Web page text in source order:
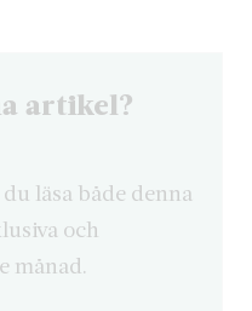
artikel?
läsa både denna
och
månad.